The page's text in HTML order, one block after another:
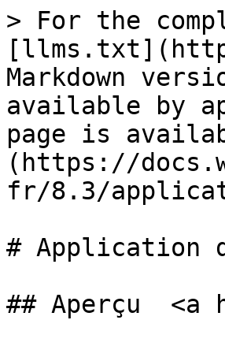
> For the
Markdown
available by
page is
(https://
fr/8.3/
# Application de
## Aperçu  <a